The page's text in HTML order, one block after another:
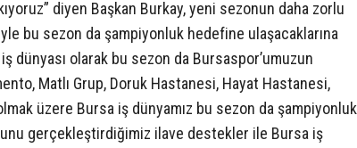
diyen Başkan Burkay, yeni sezonun daha zorlu
bu sezon da şampiyonluk hedefine ulaşacaklarına
dünyası olarak bu sezon da Bursaspor’umuzun
Matlı Grup, Doruk Hastanesi, Hayat Hastanesi,
üzere Bursa iş dünyamız bu sezon da şampiyonluk
gerçekleştirdiğimiz ilave destekler ile Bursa iş